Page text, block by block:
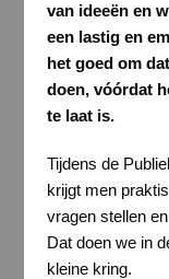
van ideeën en
een lastig en
het goed om
doen, vóórdat
te laat is.
Tijdens de
krijgt men
vragen stellen
Dat doen we in
kleine kring.